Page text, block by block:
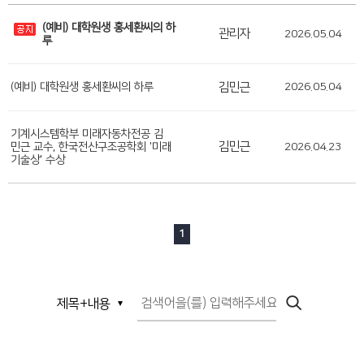
(예비) 대학원생 홍세환씨의 하
루
관리자 2026.05.04
(예비) 대학원생 홍세환씨의 하루 김민근 2026.05.04
기계시스템학부 미래자동차전공 김
민근 교수, 한국전산구조공학회 '미래
기술상' 수상
김민근 2026.04.23
1